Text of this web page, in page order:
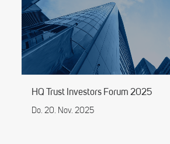
HQ Trust Investors Forum 2025
Do. 20. Nov. 2025